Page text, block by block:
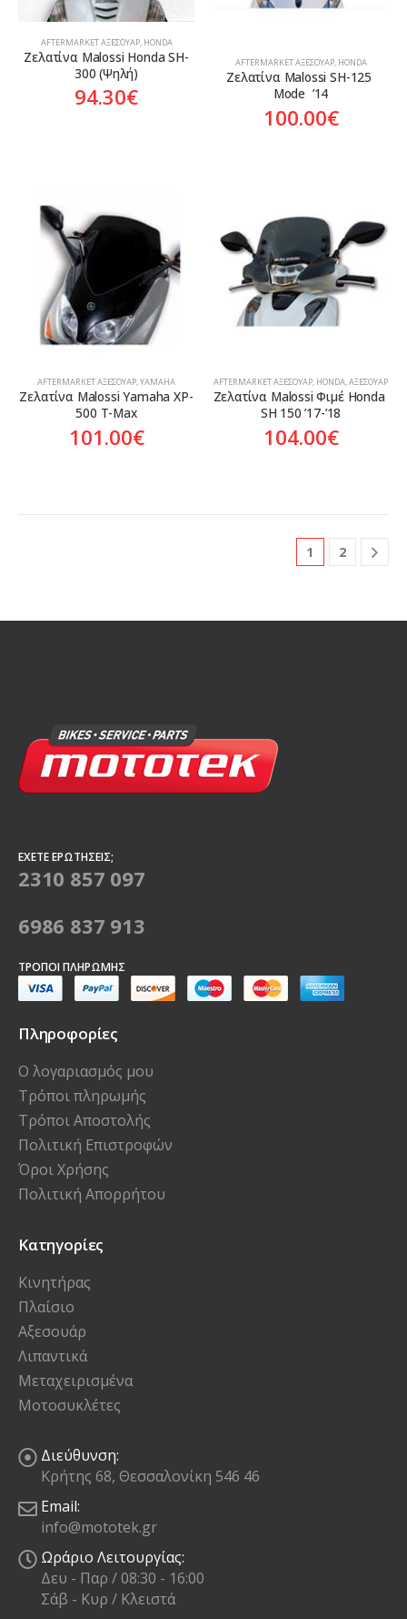
AFTERMARKET ΑΞΕΣΟΥΆΡ, HONDA
Ζελατίνα Malossi Honda SH-
300 (Ψηλή)
94.30€
AFTERMARKET ΑΞΕΣΟΥΆΡ, HONDA
Ζελατίνα Malossi SH-125
Mode  ’14
100.00€
AFTERMARKET ΑΞΕΣΟΥΆΡ,YAMAHA
Ζελατίνα Malossi Yamaha XP-
500 T-Max
101.00€
AFTERMARKET ΑΞΕΣΟΥΆΡ, HONDA,ΑΞΕΣΟΥΆΡ
Ζελατίνα Malossi Φιμέ Honda
SH 150 ’17-’18
104.00€
1 2
ΈΧΕΤΕ ΕΡΩΤΉΣΕΙΣ;
2310 857 097
6986 837 913
ΤΡΌΠΟΙ ΠΛΗΡΩΜΉΣ
Πληροφορίες
Ο λογαριασμός μου
Τρόποι πληρωμής
Τρόποι Αποστολής
Πολιτική Επιστροφών
Όροι Χρήσης
Πολιτική Απορρήτου
Κατηγορίες
Κινητήρας
Πλαίσιο
Αξεσουάρ
Λιπαντικά
Μεταχειρισμένα
Μοτοσυκλέτες
Διεύθυνση:
Κρήτης 68, Θεσσαλονίκη 546 46
Email:
info@mototek.gr
Ωράριο Λειτουργίας:
Δευ - Παρ / 08:30 - 16:00
Σάβ - Κυρ / Κλειστά